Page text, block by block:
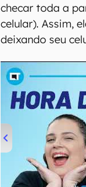
checar toda a
celular). Assim,
deixando seu